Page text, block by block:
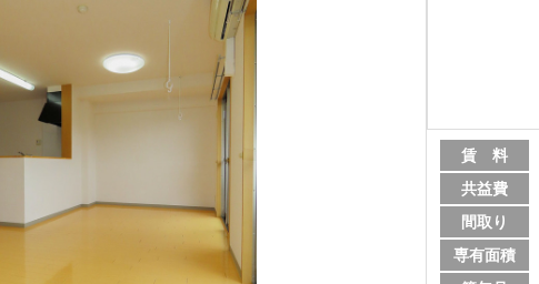
賃 料
共益費
間取り
専有面積